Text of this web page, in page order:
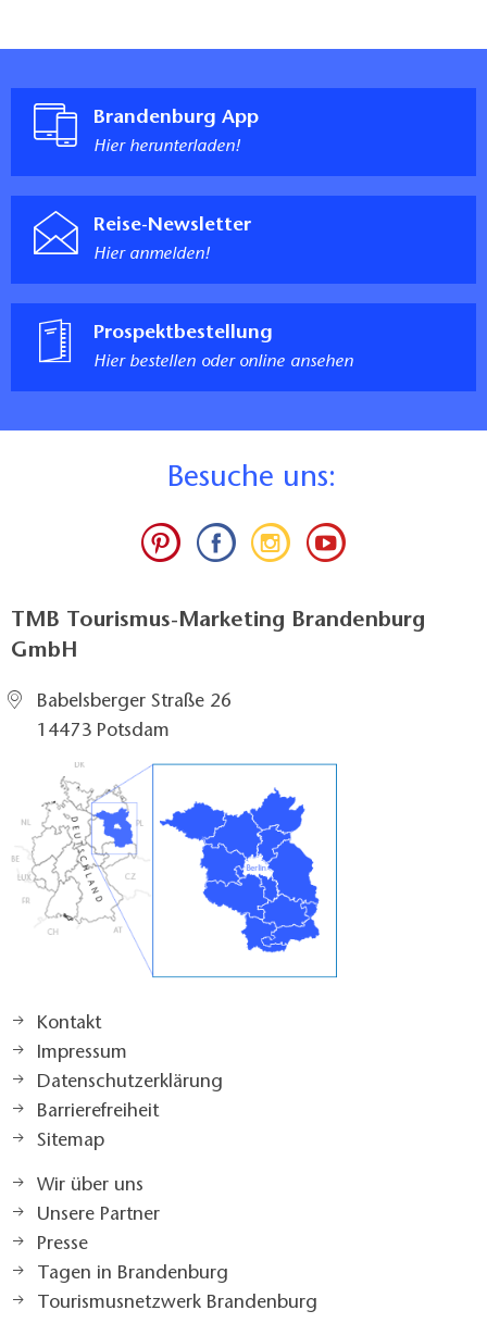
Brandenburg App
Hier herunterladen!
Reise-Newsletter
Hier anmelden!
Prospektbestellung
Hier bestellen oder online ansehen
Besuche uns:
TMB Tourismus-Marketing Brandenburg
GmbH
Babelsberger Straße 26
14473 Potsdam
Kontakt
Impressum
Datenschutzerklärung
Barrierefreiheit
Sitemap
Wir über uns
Unsere Partner
Presse
Tagen in Brandenburg
Tourismusnetzwerk Brandenburg